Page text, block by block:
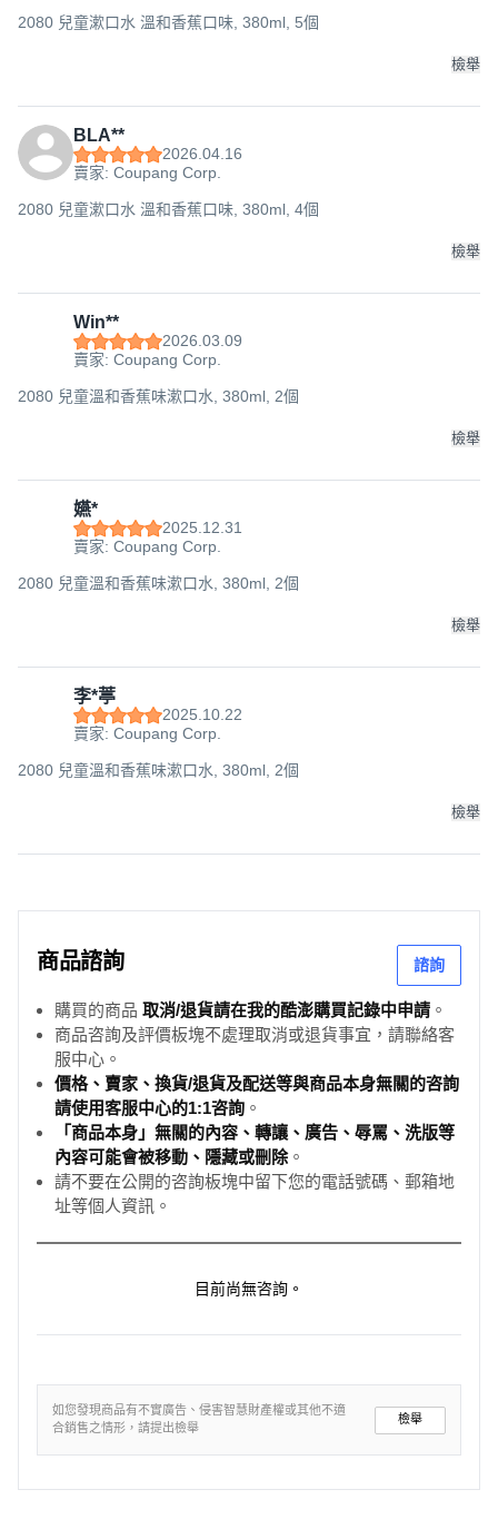
2080 兒童漱口水 溫和香蕉口味, 380ml, 5個
檢舉
BLA**
2026.04.16
賣家: Coupang Corp.
2080 兒童漱口水 溫和香蕉口味, 380ml, 4個
檢舉
Win**
2026.03.09
賣家: Coupang Corp.
2080 兒童溫和香蕉味漱口水, 380ml, 2個
檢舉
嬿*
2025.12.31
賣家: Coupang Corp.
2080 兒童溫和香蕉味漱口水, 380ml, 2個
檢舉
李*葶
2025.10.22
賣家: Coupang Corp.
2080 兒童溫和香蕉味漱口水, 380ml, 2個
檢舉
商品諮詢 諮詢
購買的商品 取消/退貨請在我的酷澎購買記錄中申請 。
商品咨詢及評價板塊不處理取消或退貨事宜，請聯絡客
服中心。
價格、賣家、換貨/退貨及配送等與商品本身無關的咨詢
請使用客服中心的1:1咨詢 。
「商品本身」無關的內容、轉讓、廣告、辱罵、洗版等
內容可能會被移動、隱藏或刪除。
請不要在公開的咨詢板塊中留下您的電話號碼、郵箱地
址等個人資訊。
目前尚無咨詢。
如您發現商品有不實廣告、侵害智慧財產權或其他不適
合銷售之情形，請提出檢舉
檢舉